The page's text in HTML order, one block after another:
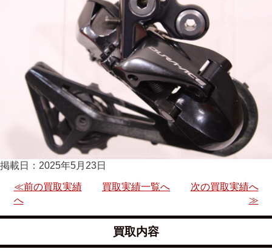
掲載日：2025年5月23日
≪前の買取実績
へ
買取実績一覧へ
次の買取実績へ
≫
買取内容